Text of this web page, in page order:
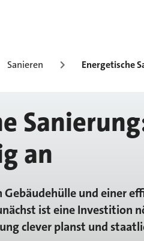
Sanieren Energetische
an
und einer
ist eine Investition
clever planst und